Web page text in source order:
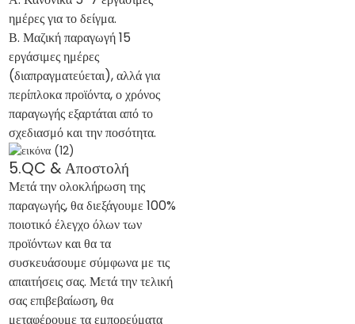
ημέρες για το δείγμα.
Β. Μαζική παραγωγή 15
εργάσιμες ημέρες
(διαπραγματεύεται), αλλά για
περίπλοκα προϊόντα, ο χρόνος
παραγωγής εξαρτάται από το
σχεδιασμό και την ποσότητα.
5.QC & Αποστολή
Μετά την ολοκλήρωση της
παραγωγής, θα διεξάγουμε 100%
ποιοτικό έλεγχο όλων των
προϊόντων και θα τα
συσκευάσουμε σύμφωνα με τις
απαιτήσεις σας. Μετά την τελική
σας επιβεβαίωση, θα
μεταφέρουμε τα εμπορεύματα